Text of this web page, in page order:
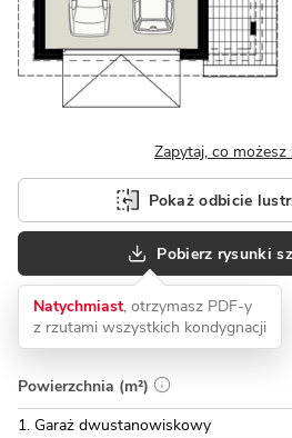
Zapytaj, co możesz
Pokaż odbicie
Pobierz rysunki
Natychmiast, otrzymasz PDF-y
z rzutami wszystkich kondygnacji
Powierzchnia (m²)
1. Garaż dwustanowiskowy